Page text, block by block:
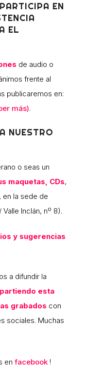
EN
EL
de audio o
frente al
publicaremos en:
más).
NUESTRO
o seas un
maquetas, CDs,
en la sede de
Valle Inclán, nº 8).
y sugerencias
a difundir la
esta
grabados con
sociales. Muchas
en facebook!